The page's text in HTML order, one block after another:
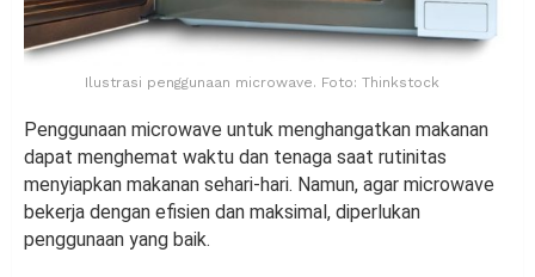
Ilustrasi penggunaan microwave. Foto: Thinkstock
Penggunaan microwave untuk menghangatkan makanan
dapat menghemat waktu dan tenaga saat rutinitas
menyiapkan makanan sehari-hari. Namun, agar microwave
bekerja dengan efisien dan maksimal, diperlukan
penggunaan yang baik.